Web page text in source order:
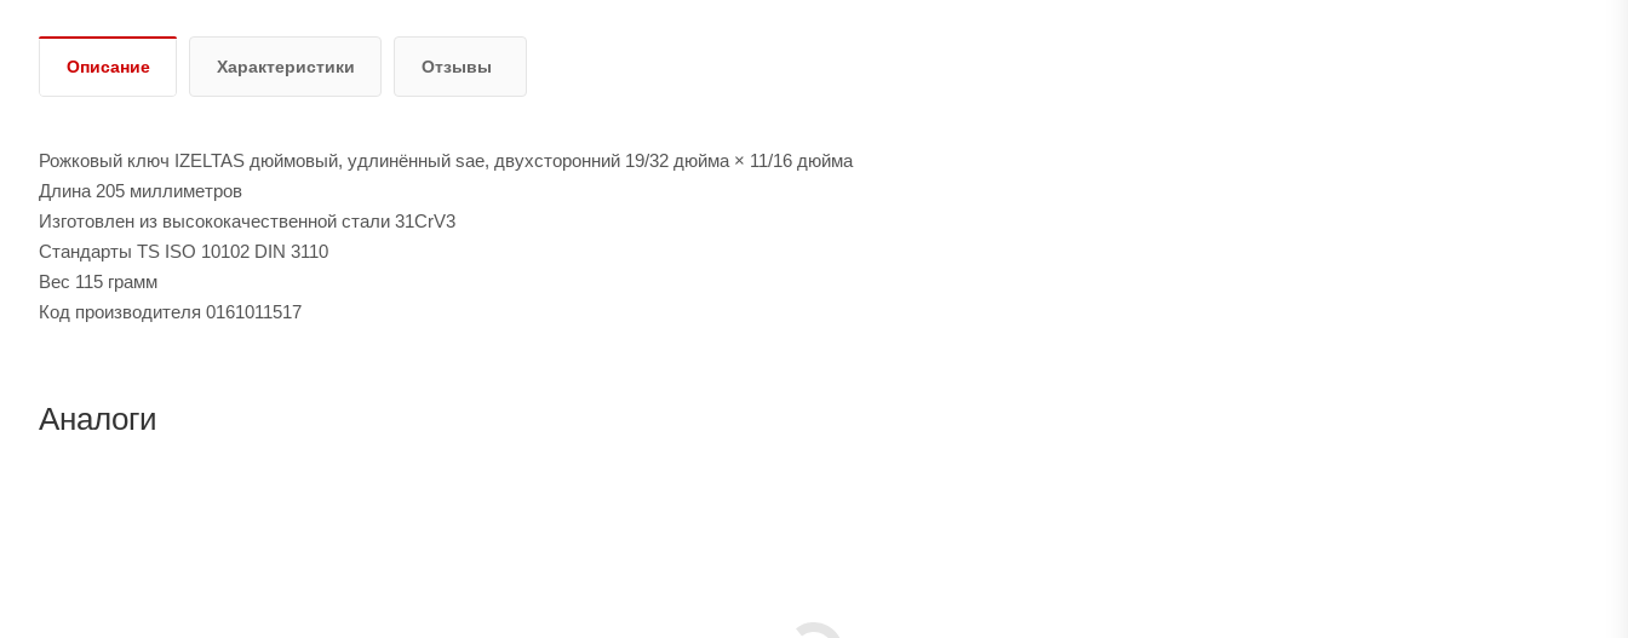
Описание Характеристики Отзывы
Рожковый ключ IZELTAS дюймовый, удлинённый sae, двухсторонний 19/32 дюйма × 11/16 дюйма
Длина 205 миллиметров
Изготовлен из высококачественной стали 31CrV3
Стандарты TS ISO 10102 DIN 3110
Вес 115 грамм
Код производителя 0161011517
Аналоги